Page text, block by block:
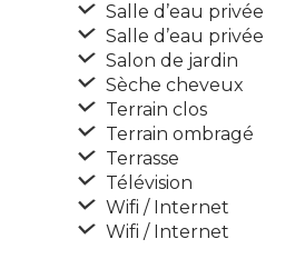
Salle d’eau privée
Salle d’eau privée
Salon de jardin
Sèche cheveux
Terrain clos
Terrain ombragé
Terrasse
Télévision
Wifi / Internet
Wifi / Internet